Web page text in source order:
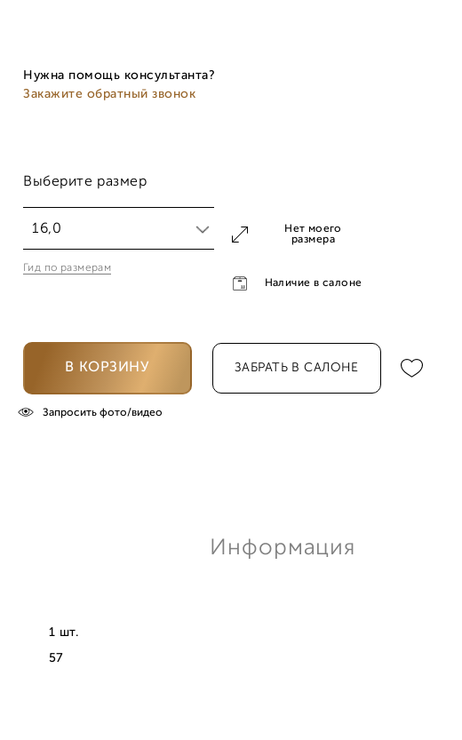
Нужна помощь консультанта?
Закажите обратный звонок
Выберите размер
16,0
16,0
Гид по размерам
Нет моего
размера
Наличие в салоне
В КОРЗИНУ ЗАБРАТЬ В САЛОНЕ
Запросить фото/видео
Информация
1 шт.
57